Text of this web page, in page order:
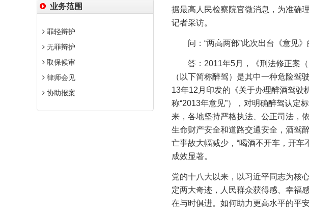
业务范围
罪轻辩护
无罪辩护
取保候审
律师会见
协助报案
据最高人民检察院官微消息，为准确
记者采访。
问：“两高两部”此次出台《意见
答： 2011年5月，《刑法修正案
（以下简称醉驾）是其中一种危险驾
13年12 月印发的《关于办理醉酒驾驶
称“2013年意见”），对明确醉驾认定
来，各地坚持严格执法、公正司法，
生命财产安全和道路交通安全，酒驾
亡事故大幅减少，“喝酒不开车，开
成效显著。
党的十八大以来，以习近平同志为核
定两大奇迹，人民群众获得感、幸福
在与时俱进。如何助力更高水平的平